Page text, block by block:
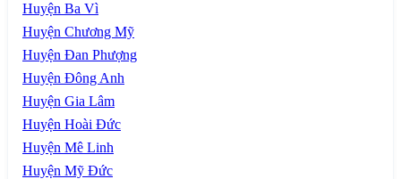
Huyện Ba Vì
Huyện Chương Mỹ
Huyện Đan Phượng
Huyện Đông Anh
Huyện Gia Lâm
Huyện Hoài Đức
Huyện Mê Linh
Huyện Mỹ Đức